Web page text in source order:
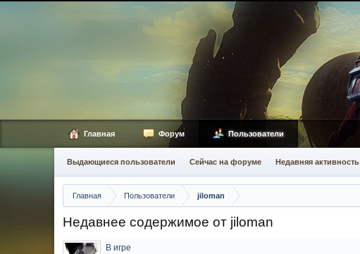
Главная Пользователи jiloman
Недавнее содержимое от jiloman
В игре
Главная Форум Пользователи
Выдающиеся пользователи Сейчас на форуме Недавняя активность